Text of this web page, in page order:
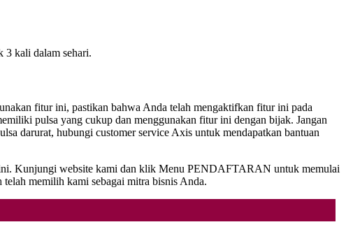
3 kali dalam sehari.
fitur ini, pastikan bahwa Anda telah mengaktifkan fitur ini pada
pulsa yang cukup dan menggunakan fitur ini dengan bijak. Jangan
darurat, hubungi customer service Axis untuk mendapatkan bantuan
Kunjungi website kami dan klik Menu PENDAFTARAN untuk memulai
memilih kami sebagai mitra bisnis Anda.